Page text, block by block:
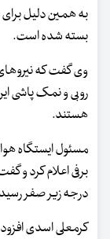
به همین دلیل
بسته شده است.
وی گفت که
روبی و نمک پاشی
هستند.
مسئول ایستگاه
برفی اعلام کرد و
درجه زیر صفر
کرمعلی اسدی